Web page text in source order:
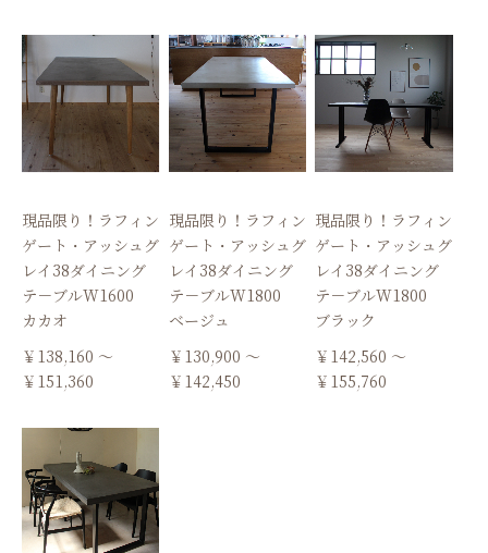
現品限り！ラフィン
ゲート・アッシュグ
レイ38ダイニング
テ－ブルW1600
カカオ
￥138,160 ～
￥151,360
現品限り！ラフィン
ゲート・アッシュグ
レイ38ダイニング
テ－ブルW1800
ベージュ
￥130,900 ～
￥142,450
現品限り！ラフィン
ゲート・アッシュグ
レイ38ダイニング
テ－ブルW1800
ブラック
￥142,560 ～
￥155,760